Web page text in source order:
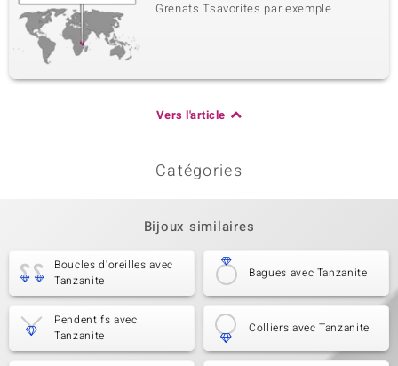
Grenats Tsavorites par exemple.
Vers l'article
Catégories
Bijoux similaires
Boucles d'oreilles avec
Tanzanite
Bagues avec Tanzanite
Pendentifs avec
Tanzanite
Colliers avec Tanzanite